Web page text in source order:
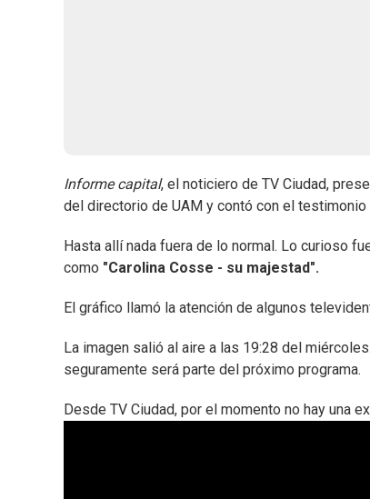
Informe capital, el noticiero de TV Ciudad,
del directorio de UAM y contó con el
Hasta allí nada fuera de lo normal. Lo curioso
como "Carolina Cosse - su majestad".
El gráfico llamó la atención de algunos
La imagen salió al aire a las 19:28 del
seguramente será parte del próximo programa.
Desde TV Ciudad, por el momento no hay una